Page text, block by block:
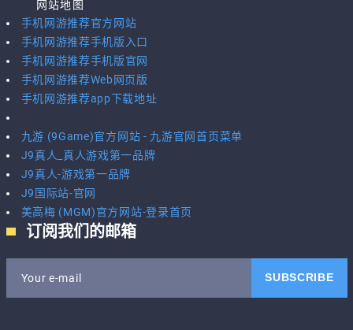
网站地图
手机网游推荐官方网站
手机网游推荐手机版入口
手机网游推荐手机版官网
手机网游推荐Web网页版
手机网游推荐app下载地址
九游 (9Game)官方网站 - 九游官网首页菜单
J9真人_真人游戏第一品牌
J9真人-游戏第一品牌
J9国际站-官网
美高梅 (MGM)官方网站-登录首页
订阅我们的邮箱
Your e-mail SUBSCRIBE